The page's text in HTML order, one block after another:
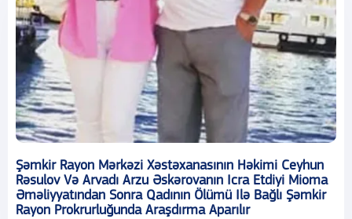
Şəmkir Rayon Mərkəzi Xəstəxanasının Həkimi Ceyhun
Rəsulov Və Arvadı Arzu Əskərovanın Icra Etdiyi Mioma
Əməliyyatından Sonra Qadının Ölümü Ilə Bağlı Şəmkir
Rayon Prokrurluğunda Araşdırma Aparılır